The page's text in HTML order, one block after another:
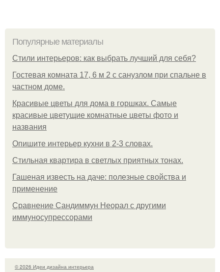
Популярные материалы
Стили интерьеров: как выбрать лучший для себя?
Гостевая комната 17, 6 м 2 с санузлом при спальне в
частном доме.
Красивые цветы для дома в горшках. Самые
красивые цветущие комнатные цветы фото и
названия
Опишите интерьер кухни в 2-3 словах.
Стильная квартира в светлых приятных тонах.
Гашеная известь на даче: полезные свойства и
применение
Сравнение Сандиммун Неорал с другими
иммуносупрессорами
© 2026 Идеи дизайна интерьера